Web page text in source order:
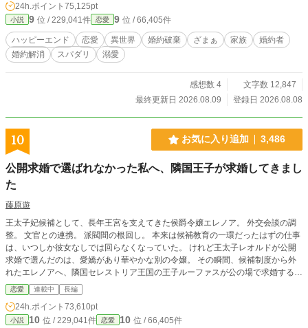
24h.ポイント 75,125pt
小説 9 位 / 229,041件 恋愛 9 位 / 66,405件
ハッピーエンド 恋愛 異世界 婚約破棄 ざまぁ 家族
婚約者
婚約解消
スパダリ 溺愛
感想数 4
文字数 12,847
最終更新日 2026.08.09
登録日 2026.08.08
10 お気に入り追加 3,486
公開求婚で選ばれなかった私へ、隣国王子が求婚してきまし
た
藤原遊
王太子妃候補として、長年王宮を支えてきた侯爵令嬢エレノア。 外交会談の調
整。 文官との連携。 派閥間の根回し。 本来は候補教育の一環だったはずの仕事
は、いつしか彼女なしでは回らなくなっていた。 けれど王太子レオルドが公開
求婚で選んだのは、愛嬌があり華やかな別の令嬢。 その瞬間、候補制度から外
れたエレノアへ、隣国セレストリア王国の王子ルーファスが公の場で求婚する。
「王国が彼女を必要としないのであれば、我が国が望んでも問題ありませんね」
「君なら、これからも王宮を支えてくれるだろう」 当然のように引き留める王
太子へ、エレノアは静かに答えた。 「候補制度から外れた以上、王宮へ残る理
由はございません」 彼女が去ったあと、王宮は少しずつ綻び始める。 これは、
恋愛 連載中 長編
24h.ポイント 73,610pt
小説 10 位 / 229,041件 恋愛 10 位 / 66,405件